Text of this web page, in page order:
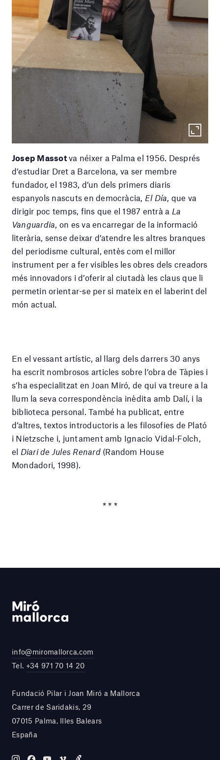
Josep Massotva néixer a Palma el 1956. Després
d’estudiar Dret a Barcelona, ​​va ser membre
fundador, el 1983, d’un dels primers diaris
espanyols nascuts en democràcia, El Día , que va
dirigir poc temps, fins que el 1987 entrà a La
Vanguardia , on es va encarregar de la informació
literària, sense deixar d’atendre les altres branques
del periodisme cultural, entès com el millor
instrument per a fer visibles les obres dels creadors
més innovadors i d’oferir al ciutadà les claus que li
permetin orientar-se per si mateix en el laberint del
món actual.
En el vessant artístic, al llarg dels darrers 30 anys
ha escrit nombrosos articles sobre l’obra de Tàpies i
s’ha especialitzat en Joan Miró, de qui va treure a la
llum la seva correspondència inèdita amb Dalí, i la
biblioteca personal. També ha publicat, entre
d’altres, textos introductoris a les filosofies de Plató
i Nietzsche i, juntament amb Ignacio Vidal-Folch,
el Diari de Jules Renard(Random House
Mondadori, 1998).
* * *
info@miromallorca.com
Tel. +34 971 70 14 20
Fundació Pilar i Joan Miró a Mallorca
Carrer de Saridakis, 29
07015 Palma, Illes Balears
España